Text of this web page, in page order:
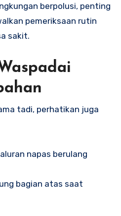
berpolusi, penting
pemeriksaan rutin
sakit.
tadi, perhatikan juga
napas berulang